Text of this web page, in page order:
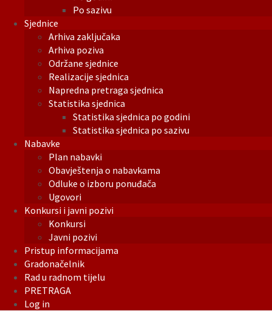
Po sazivu
Sjednice
Arhiva zaključaka
Arhiva poziva
Održane sjednice
Realizacije sjednica
Napredna pretraga sjednica
Statistika sjednica
Statistika sjednica po godini
Statistika sjednica po sazivu
Nabavke
Plan nabavki
Obavještenja o nabavkama
Odluke o izboru ponuđača
Ugovori
Konkursi i javni pozivi
Konkursi
Javni pozivi
Pristup informacijama
Gradonačelnik
Rad u radnom tijelu
PRETRAGA
Log in